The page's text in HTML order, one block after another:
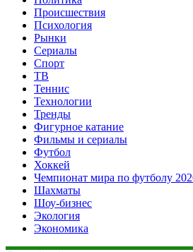
Происшествия
Психология
Рынки
Сериалы
Спорт
ТВ
Теннис
Технологии
Тренды
Фигурное катание
Фильмы и сериалы
Футбол
Хоккей
Чемпионат мира по футболу
Шахматы
Шоу-бизнес
Экология
Экономика